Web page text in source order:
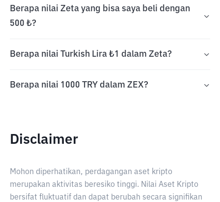
Berapa nilai Zeta yang bisa saya beli dengan
500 ₺?
Berapa nilai Turkish Lira ₺1 dalam Zeta?
Berapa nilai 1000 TRY dalam ZEX?
Disclaimer
Mohon diperhatikan, perdagangan aset kripto
merupakan aktivitas beresiko tinggi. Nilai Aset Kripto
bersifat fluktuatif dan dapat berubah secara signifikan